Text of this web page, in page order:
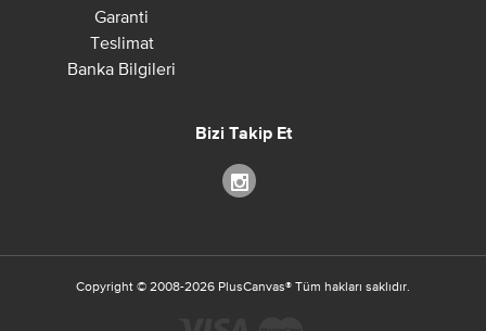
Garanti
Teslimat
Banka Bilgileri
Bizi Takip Et
Copyright © 2008-2026 PlusCanvas® Tüm hakları saklıdır.